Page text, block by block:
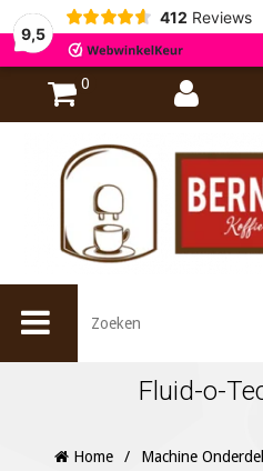
9,5
412 Reviews
0
Fluid-o-
Home / Machine